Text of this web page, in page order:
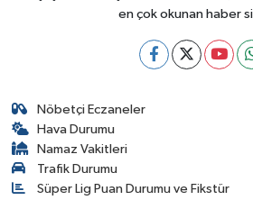
en çok okunan haber
Nöbetçi Eczaneler
Hava Durumu
Namaz Vakitleri
Trafik Durumu
Süper Lig Puan Durumu ve Fikstür